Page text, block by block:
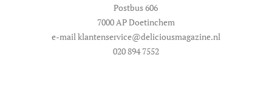
Postbus 606
7000 AP Doetinchem
e-mail klantenservice@deliciousmagazine.nl
020 894 7552